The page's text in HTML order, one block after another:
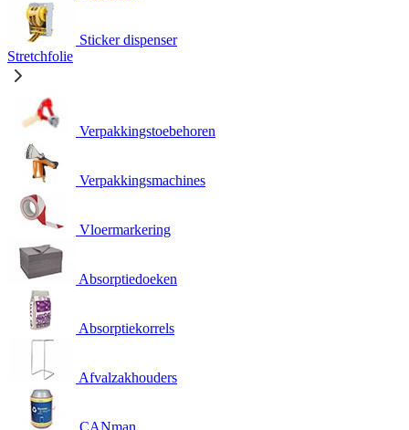
Sticker dispenser
Stretchfolie
Verpakkingstoebehoren
Verpakkingsmachines
Vloermarkering
Absorptiedoeken
Absorptiekorrels
Afvalzakhouders